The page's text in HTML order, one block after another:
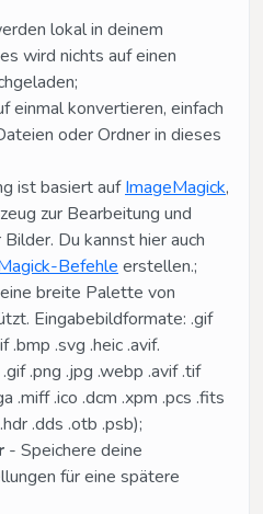
lokal in deinem
wird nichts auf einen
einmal konvertieren, einfach
oder Ordner in dieses
ist basiert aufImageMagick,
zur Bearbeitung und
Du kannst hier auch
Befehle erstellen.;
breite Palette von
Eingabebildformate: .gif
.bmp .svg .heic .avif.
.png .jpg .webp .avif .tif
.miff .ico .dcm .xpm .pcs .fits
.dds .otb .psb);
- Speichere deine
für eine spätere